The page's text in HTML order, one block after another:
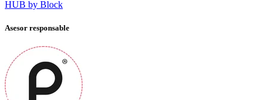
HUB by Block
Asesor responsable